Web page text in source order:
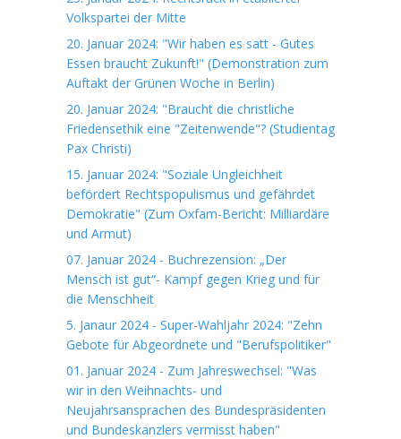
Volkspartei der Mitte
20. Januar 2024: "Wir haben es satt - Gutes
Essen braucht Zukunft!" (Demonstration zum
Auftakt der Grünen Woche in Berlin)
20. Januar 2024: "Braucht die christliche
Friedensethik eine "Zeitenwende"? (Studientag
Pax Christi)
15. Januar 2024: "Soziale Ungleichheit
befördert Rechtspopulismus und gefährdet
Demokratie" (Zum Oxfam-Bericht: Milliardäre
und Armut)
07. Januar 2024 - Buchrezension: „Der
Mensch ist gut“- Kampf gegen Krieg und für
die Menschheit
5. Janaur 2024 - Super-Wahljahr 2024: "Zehn
Gebote für Abgeordnete und "Berufspolitiker"
01. Januar 2024 - Zum Jahreswechsel: "Was
wir in den Weihnachts- und
Neujahrsansprachen des Bundespräsidenten
und Bundeskanzlers vermisst haben"